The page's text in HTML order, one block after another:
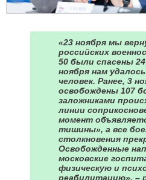
«23 ноября мы
российских
50 были спасены
ноября нам
человек. Ранее, 3
освобождены 107
заложниками
линии
момент
тишины», а все
столкновения
Освобожденные
московские
физическую и
реабилитацию», –